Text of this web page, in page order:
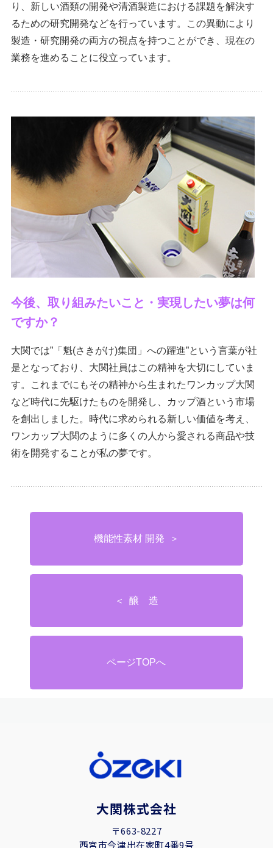
り、新しい酒類の開発や清酒製造における課題を解決す
るための研究開発などを行っています。この異動により
製造・研究開発の両方の視点を持つことができ、現在の
業務を進めることに役立っています。
今後、取り組みたいこと・実現したい夢は何
ですか？
大関では”「魁(さきがけ)集団」への躍進”という言葉が社
是となっており、大関社員はこの精神を大切にしていま
す。これまでにもその精神から生まれたワンカップ大関
など時代に先駆けたものを開発し、カップ酒という市場
を創出しました。時代に求められる新しい価値を考え、
ワンカップ大関のように多くの人から愛される商品や技
術を開発することが私の夢です。
＜ 醸 造
ページTOPへ
機能性素材 開発 ＞
大関株式会社
〒663-8227
西宮市今津出在家町4番9号